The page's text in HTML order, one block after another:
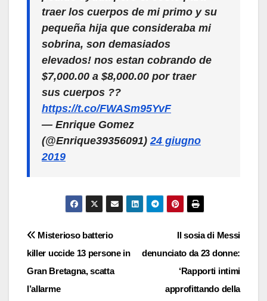
traer los cuerpos de mi primo y su
pequeña hija que consideraba mi
sobrina, son demasiados
elevados! nos estan cobrando de
$7,000.00 a $8,000.00 por traer
sus cuerpos ??
https://t.co/FWASm95YvF
— Enrique Gomez
(@Enrique39356091) 24 giugno
2019
Navigazione
articoli
Il sosia di Messi
denunciato da 23 donne:
‘Rapporti intimi
approfittando della
Misterioso batterio
killer uccide 13 persone in
Gran Bretagna, scatta
l’allarme